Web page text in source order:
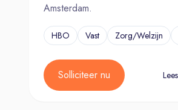
Amsterdam.
HBO Vast Zorg/Welzijn
Solliciteer nu